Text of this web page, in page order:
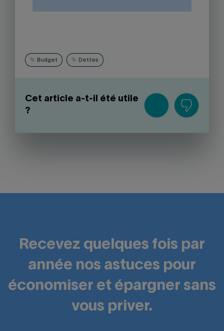
Budget Dettes
Cet article a-t-il été utile
?
Recevez quelques fois par
année nos astuces pour
économiser et épargner sans
vous priver.